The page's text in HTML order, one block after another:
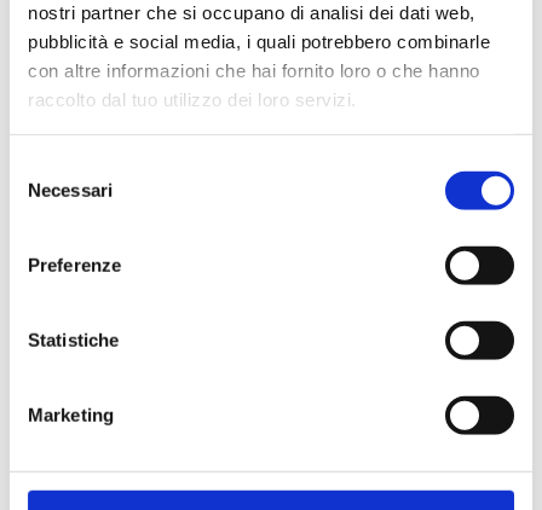
nostri partner che si occupano di analisi dei dati web,
pubblicità e social media, i quali potrebbero combinarle
con altre informazioni che hai fornito loro o che hanno
raccolto dal tuo utilizzo dei loro servizi.
delNecessari
Preferenze
Statistiche
Marketing
Cliente già registrato